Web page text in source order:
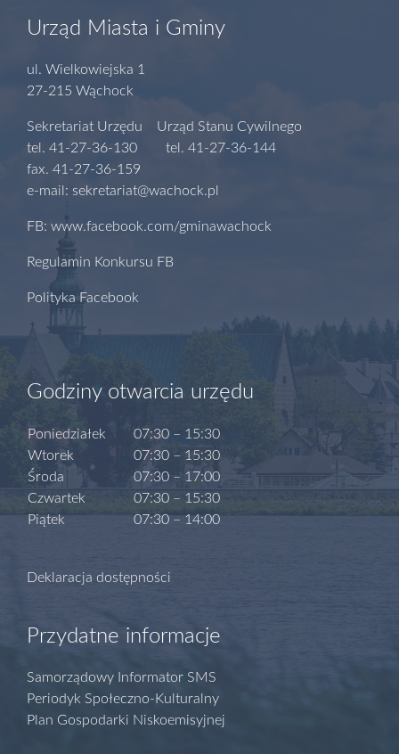
Urząd Miasta i Gminy
ul. Wielkowiejska 1
27-215 Wąchock
Sekretariat Urzędu Urząd Stanu Cywilnego
tel. 41-27-36-130 tel. 41-27-36-144
fax. 41-27-36-159
e-mail: sekretariat@wachock.pl
FB: www.facebook.com/gminawachock
Regulamin Konkursu FB
Polityka Facebook
Godziny otwarcia urzędu
Poniedziałek
Wtorek
Środa
Czwartek
Piątek
07:30 – 15:30
07:30 – 15:30
07:30 – 17:00
07:30 – 15:30
07:30 – 14:00
Deklaracja dostępności
Przydatne informacje
Samorządowy Informator SMS
Periodyk Społeczno-Kulturalny
Plan Gospodarki Niskoemisyjnej